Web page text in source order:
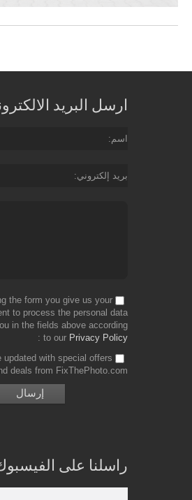
ارسل البريد
اسم
بريد إلكتروني
the form you give us your
to process the personal data
in the fields above according
to our Privacy Policy
updated with special offers
deals from FixThePhoto.com
راسلنا على